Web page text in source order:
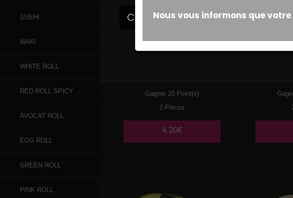
SUSHI
MAKI
WHITE ROLL
RED ROLL SPICY
AVOCAT ROLL
EGG ROLL
GREEN ROLL
PINK ROLL
Gagner 20 Point(s)
2 Pièces
4.20€